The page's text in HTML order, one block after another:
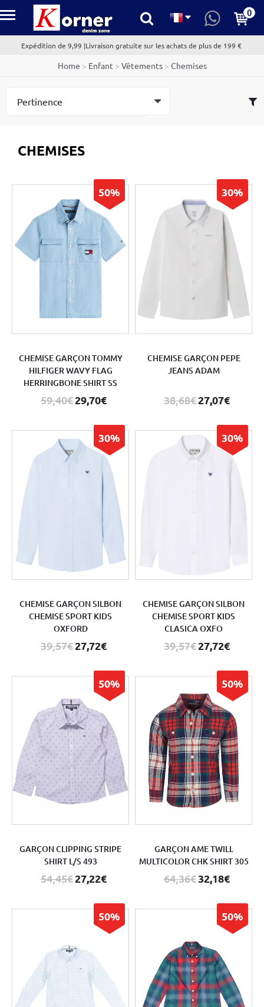
kornerdenim.com 0
Expédition de 9,99 |Livraison gratuite sur les achats de plus de 199 €
Home > Enfant > Vêtements > Chemises
CHEMISES
50%
CHEMISE GARÇON TOMMY
HILFIGER WAVY FLAG
HERRINGBONE SHIRT SS
59,40€29,70€
30%
CHEMISE GARÇON PEPE
JEANS ADAM
38,68€27,07€
30%
CHEMISE GARÇON SILBON
CHEMISE SPORT KIDS
OXFORD
39,57€27,72€
30%
CHEMISE GARÇON SILBON
CHEMISE SPORT KIDS
CLASICA OXFO
39,57€27,72€
50%
GARÇON CLIPPING STRIPE
SHIRT L/S 493
54,45€27,22€
50%
GARÇON AME TWILL
MULTICOLOR CHK SHIRT 305
64,36€32,18€
50% 50%